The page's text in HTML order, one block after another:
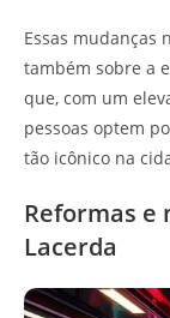
Essas mudanças
também sobre a
que, com um
pessoas optem
tão icônico na
Reformas e
Lacerda